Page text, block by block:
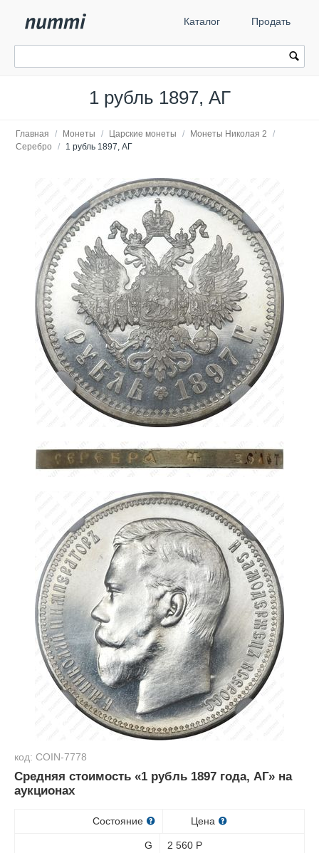
Каталог Продать
1 рубль 1897, АГ
Главная / Монеты / Царские монеты / Монеты Николая 2
/
Серебро
/ 1 рубль 1897, АГ
код: COIN-7778
Средняя стоимость «1 рубль 1897 года, АГ» на
аукционах
Состояние Цена
G 2 560 Р